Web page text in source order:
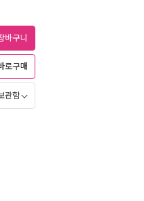
바구니
로구매
관함